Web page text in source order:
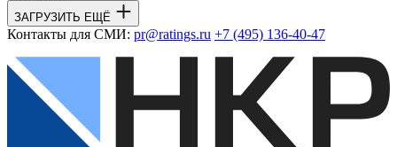
ЗАГРУЗИТЬ ЕЩЁ
Контакты для СМИ: pr@ratings.ru +7 (495) 136-40-47